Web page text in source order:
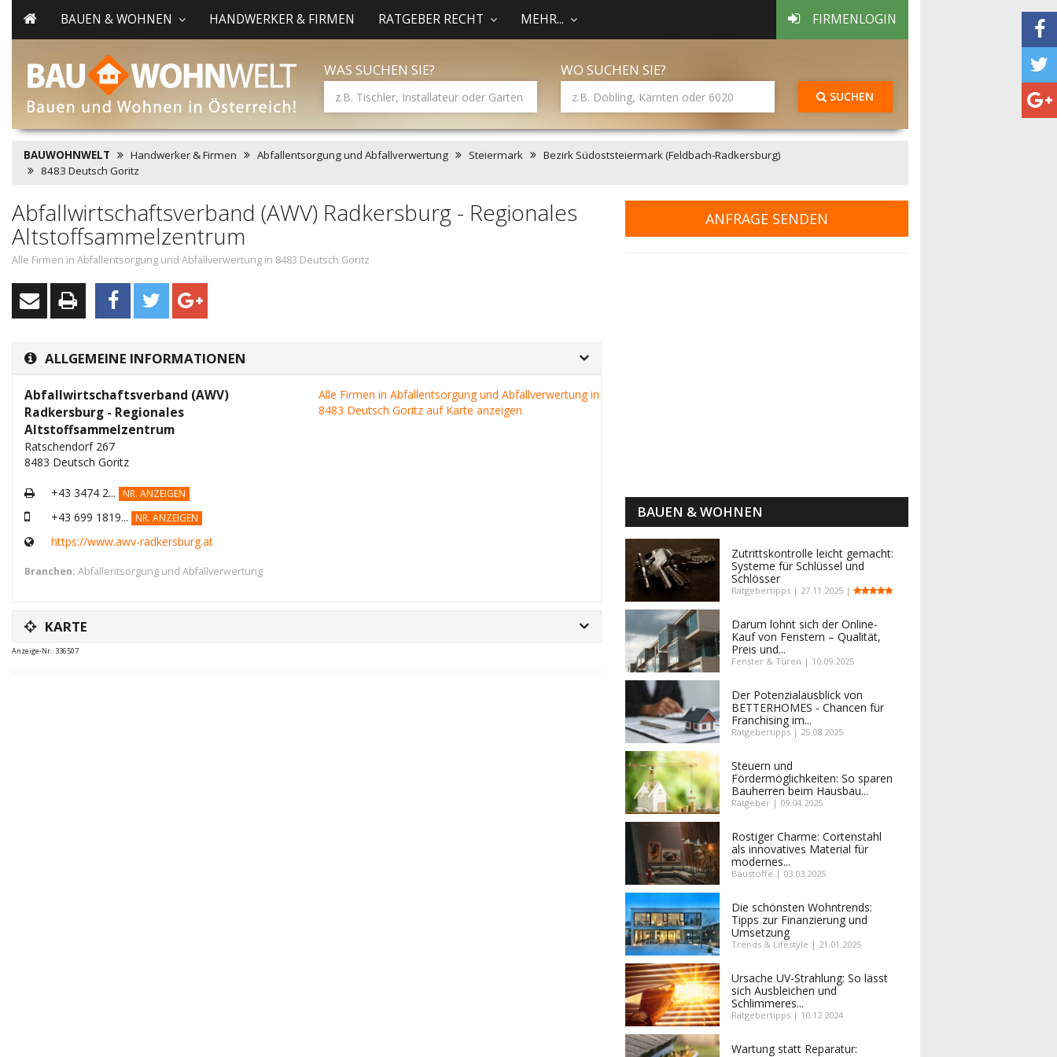
BAUEN & WOHNEN HANDWERKER & FIRMEN RATGEBER RECHT MEHR... FIRMENLOGIN
WAS SUCHEN SIE? WO SUCHEN SIE?
SUCHEN
BAUWOHNWELT Handwerker & Firmen Abfallentsorgung und Abfallverwertung Steiermark
Bezirk Südoststeiermark (Feldbach-Radkersburg)
8483 Deutsch Goritz
Abfallwirtschaftsverband (AWV) Radkersburg - Regionales
Altstoffsammelzentrum
Alle Firmen in Abfallentsorgung und Abfallverwertung in 8483 Deutsch Goritz
ALLGEMEINE INFORMATIONEN
Alle Firmen in Abfallentsorgung und Abfallverwertung in
8483 Deutsch Goritz auf Karte anzeigen
Abfallwirtschaftsverband (AWV)
Radkersburg - Regionales
Altstoffsammelzentrum
Ratschendorf 267
8483 Deutsch Goritz
+43 3474 2... NR. ANZEIGEN
+43 699 1819... NR. ANZEIGEN
https://www.awv-radkersburg.at
Branchen: Abfallentsorgung und Abfallverwertung
KARTE
Anzeige-Nr.: 336507
ANFRAGE SENDEN
BAUEN & WOHNEN
Zutrittskontrolle leicht gemacht:
Systeme für Schlüssel und
Schlösser
Ratgebertipps | 27.11.2025 |
Darum lohnt sich der Online-
Kauf von Fenstern – Qualität,
Preis und...
Fenster & Türen | 10.09.2025
Der Potenzialausblick von
BETTERHOMES - Chancen für
Franchising im...
Ratgebertipps | 25.08.2025
Steuern und
Fördermöglichkeiten: So sparen
Bauherren beim Hausbau...
Ratgeber | 09.04.2025
Rostiger Charme: Cortenstahl
als innovatives Material für
modernes...
Baustoffe | 03.03.2025
Die schönsten Wohntrends:
Tipps zur Finanzierung und
Umsetzung
Trends & Lifestyle | 21.01.2025
Ursache UV-Strahlung: So lässt
sich Ausbleichen und
Schlimmeres...
Ratgebertipps | 10.12.2024
Wartung statt Reparatur: